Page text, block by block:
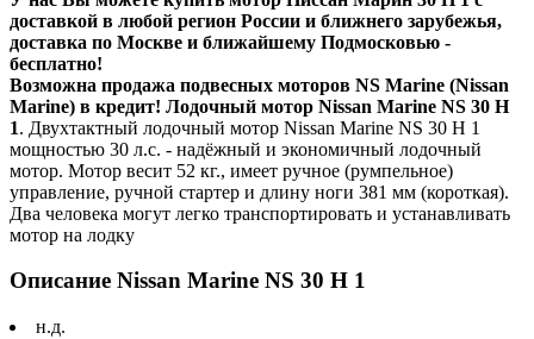
доставкой в любой регион России и ближнего зарубежья,
доставка по Москве и ближайшему Подмосковью -
бесплатно!
Возможна продажа подвесных моторов NS Marine (Nissan
Marine) в кредит! Лодочный мотор Nissan Marine NS 30 H
1. Двухтактный лодочный мотор Nissan Marine NS 30 H 1
мощностью 30 л.с. - надёжный и экономичный лодочный
мотор. Мотор весит 52 кг., имеет ручное (румпельное)
управление, ручной стартер и длину ноги 381 мм (короткая).
Два человека могут легко транспортировать и устанавливать
мотор на лодку
Описание Nissan Marine NS 30 H 1
н.д.